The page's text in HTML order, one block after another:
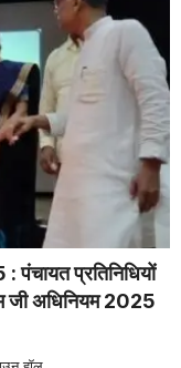
प्रतिनिधियों
जी अधिनियम 2025